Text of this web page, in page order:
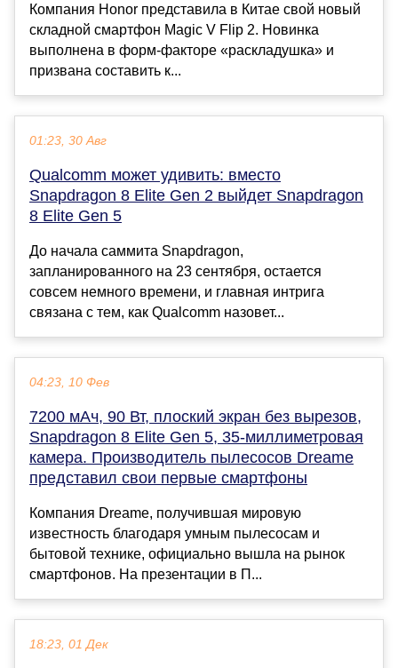
Компания Honor представила в Китае свой новый
складной смартфон Magic V Flip 2. Новинка
выполнена в форм-факторе «раскладушка» и
призвана составить к...
01:23, 30 Авг
Qualcomm может удивить: вместо
Snapdragon 8 Elite Gen 2 выйдет Snapdragon
8 Elite Gen 5
До начала саммита Snapdragon,
запланированного на 23 сентября, остается
совсем немного времени, и главная интрига
связана с тем, как Qualcomm назовет...
04:23, 10 Фев
7200 мАч, 90 Вт, плоский экран без вырезов,
Snapdragon 8 Elite Gen 5, 35-миллиметровая
камера. Производитель пылесосов Dreame
представил свои первые смартфоны
Компания Dreame, получившая мировую
известность благодаря умным пылесосам и
бытовой технике, официально вышла на рынок
смартфонов. На презентации в П...
18:23, 01 Дек